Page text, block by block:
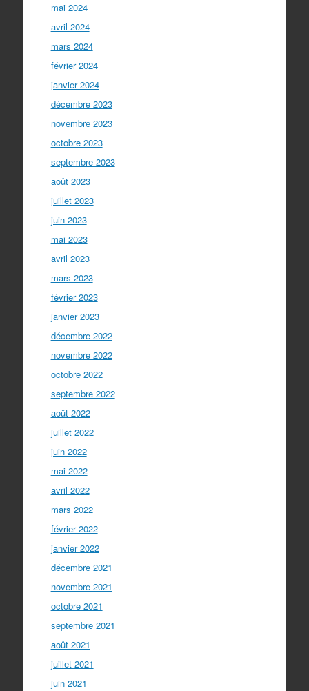
mai 2024
avril 2024
mars 2024
février 2024
janvier 2024
décembre 2023
novembre 2023
octobre 2023
septembre 2023
août 2023
juillet 2023
juin 2023
mai 2023
avril 2023
mars 2023
février 2023
janvier 2023
décembre 2022
novembre 2022
octobre 2022
septembre 2022
août 2022
juillet 2022
juin 2022
mai 2022
avril 2022
mars 2022
février 2022
janvier 2022
décembre 2021
novembre 2021
octobre 2021
septembre 2021
août 2021
juillet 2021
juin 2021